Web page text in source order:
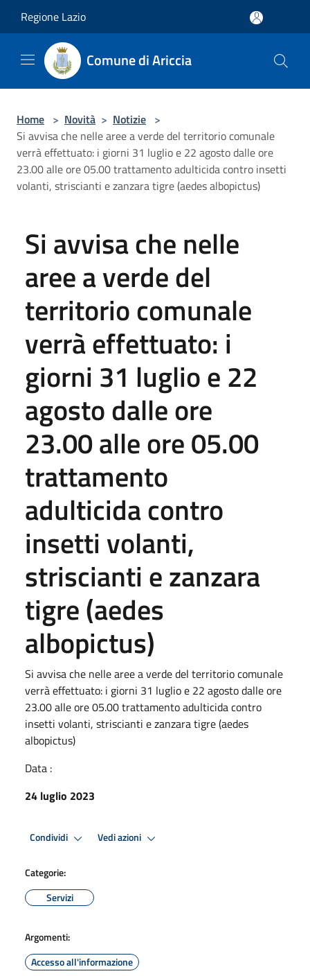
Regione Lazio
Comune di Ariccia
Home > Novità > Notizie >
Si avvisa che nelle aree a verde del territorio comunale
verrà effettuato: i giorni 31 luglio e 22 agosto dalle ore
23.00 alle ore 05.00 trattamento adulticida contro insetti
volanti, striscianti e zanzara tigre (aedes albopictus)
Si avvisa che nelle
aree a verde del
territorio comunale
verrà effettuato: i
giorni 31 luglio e 22
agosto dalle ore
23.00 alle ore 05.00
trattamento
adulticida contro
insetti volanti,
striscianti e zanzara
tigre (aedes
albopictus)
Si avvisa che nelle aree a verde del territorio comunale
verrà effettuato: i giorni 31 luglio e 22 agosto dalle ore
23.00 alle ore 05.00 trattamento adulticida contro
insetti volanti, striscianti e zanzara tigre (aedes
albopictus)
Data :
24 luglio 2023
Condividi Vedi azioni
Categorie:
Servizi
Argomenti:
Accesso all'informazione